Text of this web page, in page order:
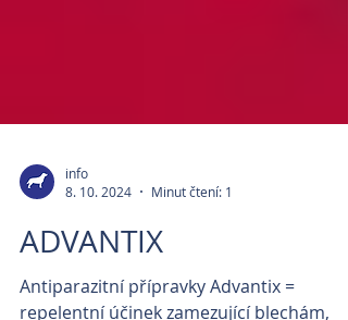
8. 10. 2024
Minut čtení: 1
ADVANTIX